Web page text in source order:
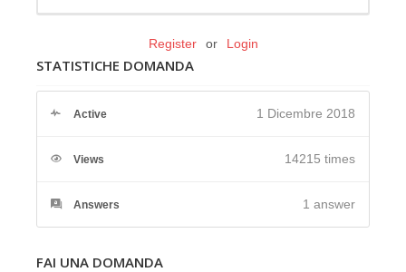
Register or Login
STATISTICHE DOMANDA
Active 1 Dicembre 2018
Views 14215 times
Answers 1 answer
FAI UNA DOMANDA